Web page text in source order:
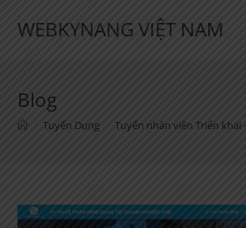
WEBKYNANG VIỆT NAM
Blog
Tuyển Dụng Tuyển nhân viên Triển khai